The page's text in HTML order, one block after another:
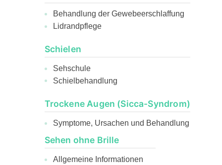
Behandlung der Gewebeerschlaffung
Lidrandpflege
Schielen
Sehschule
Schielbehandlung
Trockene Augen (Sicca-Syndrom)
Symptome, Ursachen und Behandlung
Sehen ohne Brille
Allgemeine Informationen